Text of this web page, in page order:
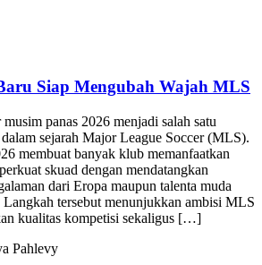
Siap Mengubah Wajah MLS
panas 2026 menjadi salah satu
sejarah Major League Soccer (MLS).
membuat banyak klub memanfaatkan
skuad dengan mendatangkan
dari Eropa maupun talenta muda
tersebut menunjukkan ambisi MLS
kualitas kompetisi sekaligus […]
Pahlevy